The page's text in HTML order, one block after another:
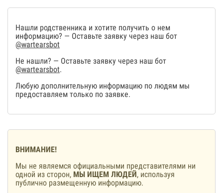
Нашли родственника и хотите получить о нем
информацию? — Оставьте заявку через наш бот
@wartearsbot
Не нашли? — Оставьте заявку через наш бот
@wartearsbot.
Любую дополнительную информацию по людям мы
предоставляем только по заявке.
ВНИМАНИЕ!
Мы не являемся официальными представителями ни
одной из сторон, МЫ ИЩЕМ ЛЮДЕЙ, используя
публично размещенную информацию.